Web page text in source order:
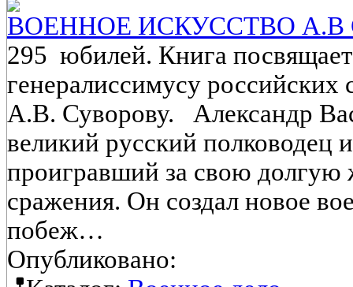
ВОЕННОЕ ИСКУССТВО А.В
295 юбилей. Книга
генералиссимусу
А.В. Суворову. Александр
великий русский полководец
проигравший за свою долгую
сражения. Он создал новое
побеж…
Опубликовано: